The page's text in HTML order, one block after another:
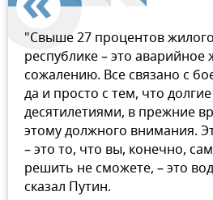
"Свыше 27 процентов
республике – это аварийное
сожалению. Все связано с
да и просто с тем, что
десятилетиями, в прежние
этому должного внимания.
– это то, что вы, конечно,
решить не сможете, – это
сказал Путин.